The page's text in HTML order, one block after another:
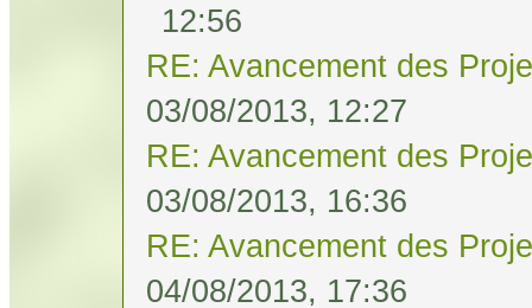
12:56
RE: Avancement des
03/08/2013, 12:27
RE: Avancement des
03/08/2013, 16:36
RE: Avancement des
04/08/2013, 17:36